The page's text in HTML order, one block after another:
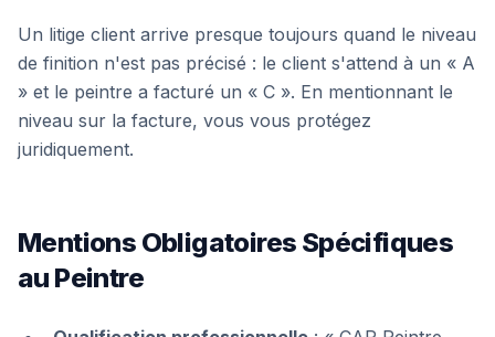
Un litige client arrive presque toujours quand le niveau
de finition n'est pas précisé : le client s'attend à un « A
» et le peintre a facturé un « C ». En mentionnant le
niveau sur la facture, vous vous protégez
juridiquement.
Mentions Obligatoires Spécifiques
au Peintre